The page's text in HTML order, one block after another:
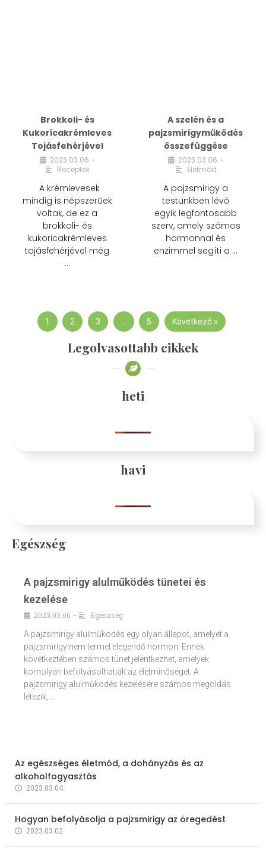
Brokkoli- és
Kukoricakrémleves
Tojásfehérjével
2023.03.06. •
Receptek
A krémlevesek
mindig is népszerűek
voltak, de ez a
brokkoli- és
kukoricakrémleves
tojásfehérjével még
…
A szelén és a
pajzsmirigyműködés
összefüggése
2023.03.06. •
Életmód
A pajzsmirigy a
testünkben lévő
egyik legfontosabb
szerv, amely számos
hormonnal és
enzimmel segíti a …
1 2 3 … 5 Következő »
Legolvasottabb cikkek
heti
havi
Egészség
A pajzsmirigy alulműködés tünetei és
kezelése
2023.03.06. •
Egészség
A pajzsmirigy alulműködés egy olyan állapot, amelyet a
pajzsmirigy nem termel elegendő hormon. Ennek
következtében számos tünet jelentkezhet, amelyek
komolyan befolyásolhatják az életminőséget. A
pajzsmirigy alulműködés kezelésére számos megoldás
létezik, …
Az egészséges életmód, a dohányzás és az
alkoholfogyasztás
2023.03.04.
Hogyan befolyásolja a pajzsmirigy az öregedést
2023.03.02.